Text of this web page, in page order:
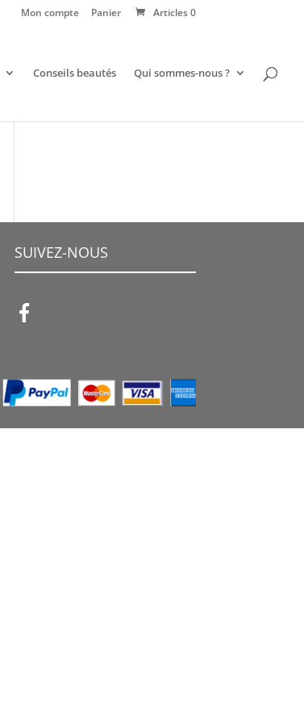
Mon compte Panier Articles 0
Conseils beautés Qui sommes-nous ?
SUIVEZ-NOUS